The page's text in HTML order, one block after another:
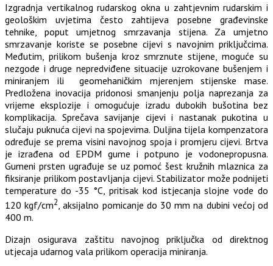
Izgradnja vertikalnog rudarskog okna u zahtjevnim rudarskim i
geološkim uvjetima često zahtijeva posebne građevinske
tehnike, poput umjetnog smrzavanja stijena. Za umjetno
smrzavanje koriste se posebne cijevi s navojnim priključcima.
Međutim, prilikom bušenja kroz smrznute stijene, moguće su
nezgode i druge nepredviđene situacije uzrokovane bušenjem i
miniranjem ili geomehaničkim mjerenjem stijenske mase.
Predložena inovacija pridonosi smanjenju polja naprezanja za
vrijeme eksplozije i omogućuje izradu dubokih bušotina bez
komplikacija. Sprečava savijanje cijevi i nastanak pukotina u
slučaju puknuća cijevi na spojevima. Duljina tijela kompenzatora
određuje se prema visini navojnog spoja i promjeru cijevi. Brtva
je izrađena od EPDM gume i potpuno je vodonepropusna.
Gumeni prsten ugrađuje se uz pomoć šest kružnih mlaznica za
fiksiranje prilikom postavljanja cijevi. Stabilizator može podnijeti
temperature do -35 °C, pritisak kod istjecanja slojne vode do
120 kgf/cm2 , aksijalno pomicanje do 30 mm na dubini većoj od
400 m.
Dizajn osigurava zaštitu navojnog priključka od direktnog
utjecaja udarnog vala prilikom operacija miniranja.